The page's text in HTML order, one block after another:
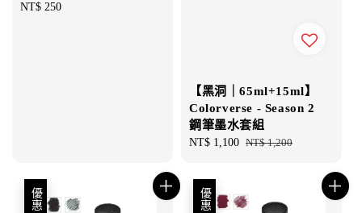
Regular
NT$ 250
【黑洞｜65ml+15ml】
Colorverse - Season 2
鋼筆墨水套組
Sale
NT$ 1,100 Regular
NT$ 1,200
優惠 優惠